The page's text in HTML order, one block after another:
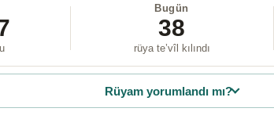
Bugün
38
rüya te’vîl kılındı
Rüyam yorumlandı mı?